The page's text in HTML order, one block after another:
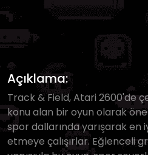
Açıklama:
Track & Field, Atari 2600'de
konu alan bir oyun olarak öne
spor dallarında yarışarak en
etmeye çalışırlar. Eğlenceli